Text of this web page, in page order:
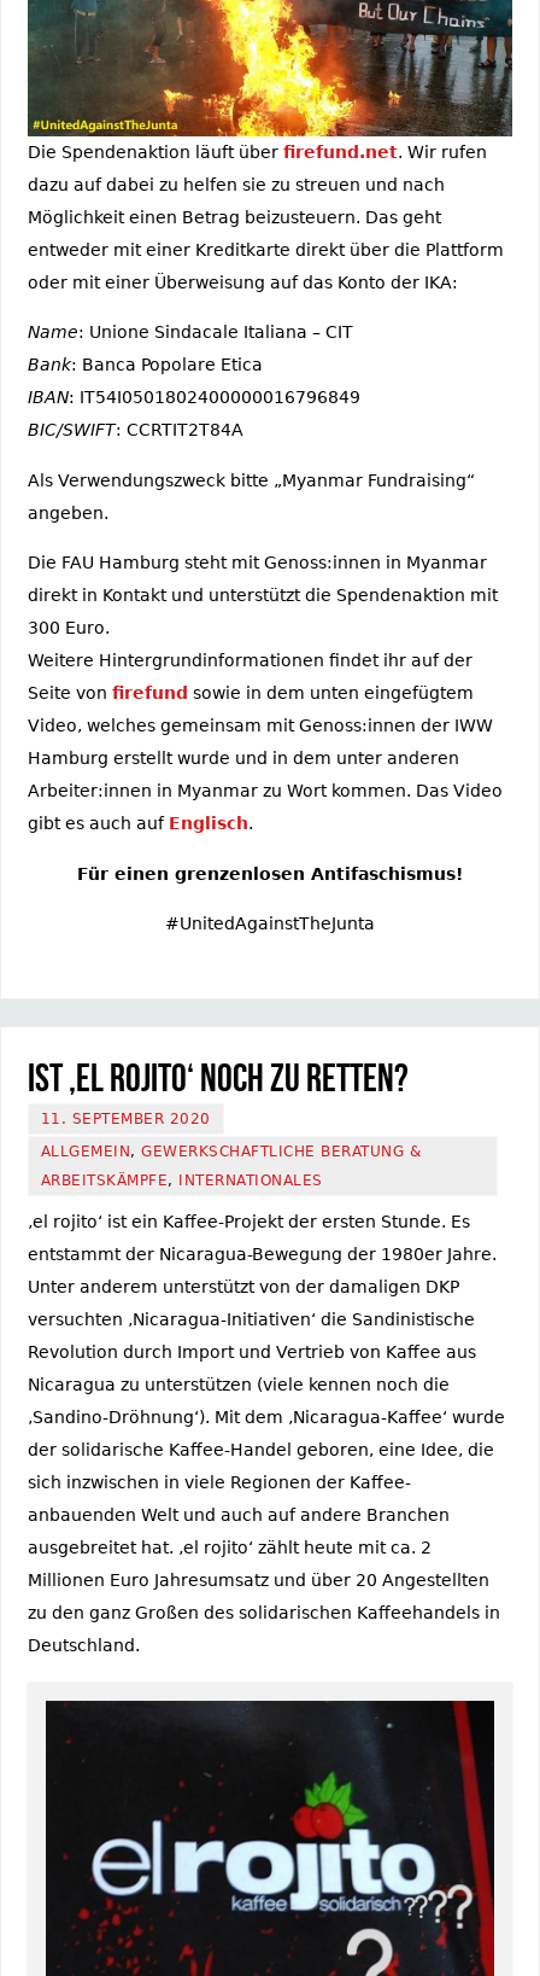
Die Spendenaktion läuft über firefund.net. Wir rufen
dazu auf dabei zu helfen sie zu streuen und nach
Möglichkeit einen Betrag beizusteuern. Das geht
entweder mit einer Kreditkarte direkt über die Plattform
oder mit einer Überweisung auf das Konto der IKA:
Name: Unione Sindacale Italiana – CIT
Bank: Banca Popolare Etica
IBAN: IT54I0501802400000016796849
BIC/SWIFT: CCRTIT2T84A
Als Verwendungszweck bitte „Myanmar Fundraising“
angeben.
Die FAU Hamburg steht mit Genoss:innen in Myanmar
direkt in Kontakt und unterstützt die Spendenaktion mit
300 Euro.
Weitere Hintergrundinformationen findet ihr auf der
Seite von firefund sowie in dem unten eingefügtem
Video, welches gemeinsam mit Genoss:innen der IWW
Hamburg erstellt wurde und in dem unter anderen
Arbeiter:innen in Myanmar zu Wort kommen. Das Video
gibt es auch auf Englisch.
Für einen grenzenlosen Antifaschismus!
#UnitedAgainstTheJunta
Ist ‚el rojito‘ noch zu retten?
11. SEPTEMBER 2020
ALLGEMEIN ,GEWERKSCHAFTLICHE BERATUNG &
ARBEITSKÄMPFE, INTERNATIONALES
‚el rojito‘ ist ein Kaffee-Projekt der ersten Stunde. Es
entstammt der Nicaragua-Bewegung der 1980er Jahre.
Unter anderem unterstützt von der damaligen DKP
versuchten ‚Nicaragua-Initiativen‘ die Sandinistische
Revolution durch Import und Vertrieb von Kaffee aus
Nicaragua zu unterstützen (viele kennen noch die
‚Sandino-Dröhnung‘). Mit dem ‚Nicaragua-Kaffee‘ wurde
der solidarische Kaffee-Handel geboren, eine Idee, die
sich inzwischen in viele Regionen der Kaffee-
anbauenden Welt und auch auf andere Branchen
ausgebreitet hat. ‚el rojito‘ zählt heute mit ca. 2
Millionen Euro Jahresumsatz und über 20 Angestellten
zu den ganz Großen des solidarischen Kaffeehandels in
Deutschland.